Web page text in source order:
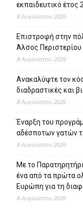
εκπαιδευτικό έτος
8 Αυγούστου 2026
Επιστροφή στην
Άλσος Περιστερίου
8 Αυγούστου 2026
Ανακαλύψτε τον
διαδραστικές και
8 Αυγούστου 2026
Έναρξη του
αδέσποτων γατών
8 Αυγούστου 2026
Με το
ένα από τα πρώτα
Ευρώπη για τη
8 Αυγούστου 2026